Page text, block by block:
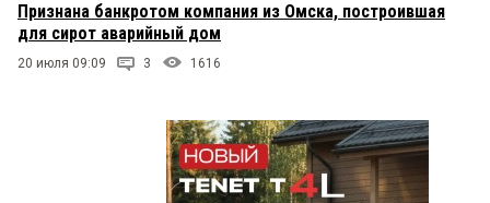
Признана банкротом компания из Омска, построившая
для сирот аварийный дом
20 июля 09:09 3 1616